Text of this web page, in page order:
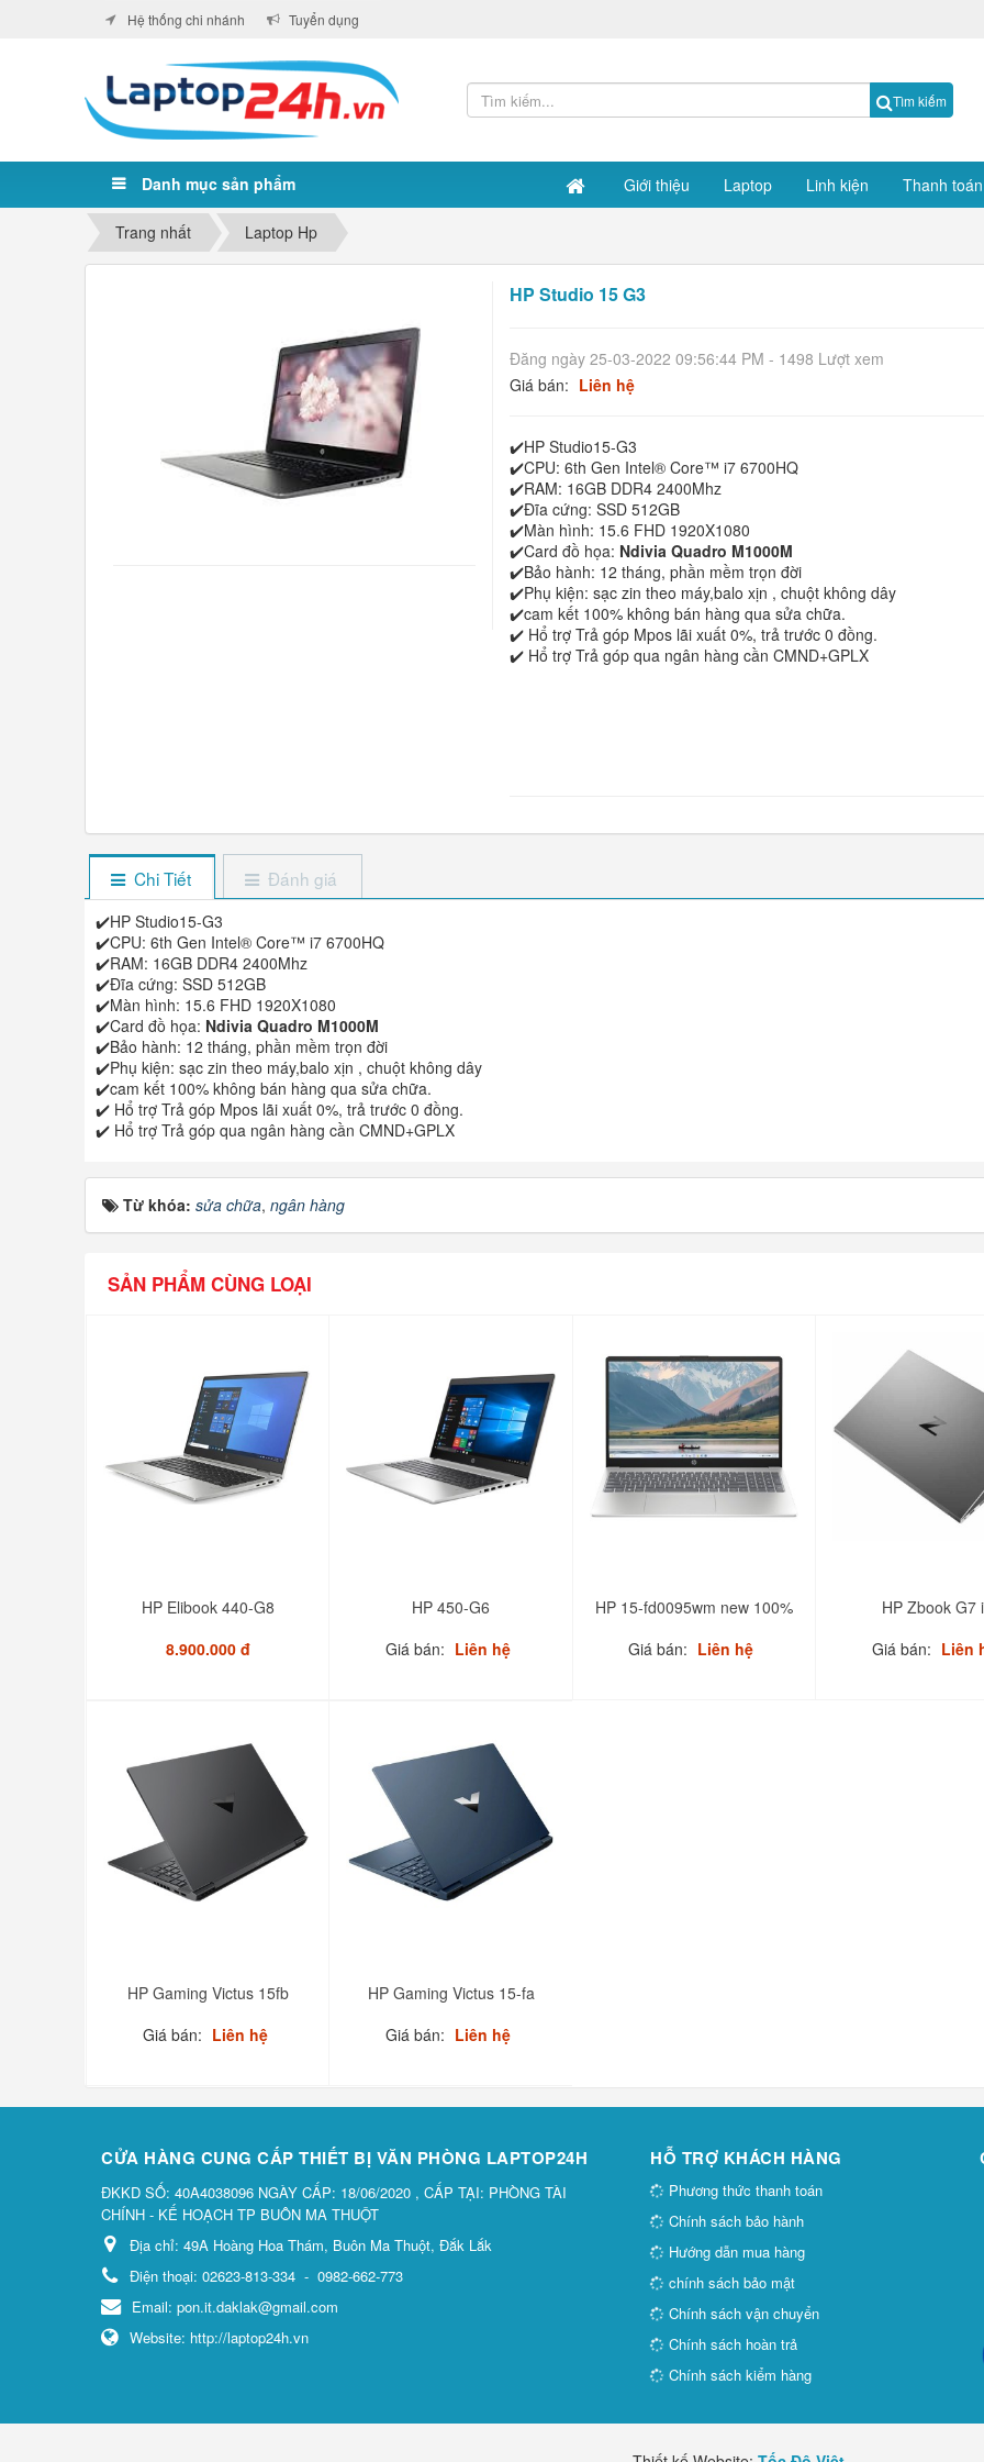
Tìm kiếm
Danh mục sản phẩm Giới thiệu Laptop Linh kiện Thanh toán
Hệ thống chi nhánh Tuyển dụng
Trang nhất Laptop Hp
HP Studio 15 G3
Đăng ngày 25-03-2022 09:56:44 PM - 1498 Lượt xem
Giá bán: Liên hệ
✔️HP Studio15-G3
✔️CPU: 6th Gen Intel® Core™ i7 6700HQ
✔️RAM: 16GB DDR4 2400Mhz
✔️Đĩa cứng: SSD 512GB
✔️Màn hình: 15.6 FHD 1920X1080
✔️Card đồ họa: Ndivia Quadro M1000M
✔️Bảo hành: 12 tháng, phần mềm trọn đời
✔️Phụ kiện: sạc zin theo máy,balo xịn , chuột không dây
✔️cam kết 100% không bán hàng qua sửa chữa.
✔️ Hổ trợ Trả góp Mpos lãi xuất 0%, trả trước 0 đồng.
✔️ Hổ trợ Trả góp qua ngân hàng cần CMND+GPLX
Chi Tiết Đánh giá
✔️HP Studio15-G3
✔️CPU: 6th Gen Intel® Core™ i7 6700HQ
✔️RAM: 16GB DDR4 2400Mhz
✔️Đĩa cứng: SSD 512GB
✔️Màn hình: 15.6 FHD 1920X1080
✔️Card đồ họa: Ndivia Quadro M1000M
✔️Bảo hành: 12 tháng, phần mềm trọn đời
✔️Phụ kiện: sạc zin theo máy,balo xịn , chuột không dây
✔️cam kết 100% không bán hàng qua sửa chữa.
✔️ Hổ trợ Trả góp Mpos lãi xuất 0%, trả trước 0 đồng.
✔️ Hổ trợ Trả góp qua ngân hàng cần CMND+GPLX
Từ khóa: sửa chữa, ngân hàng
SẢN PHẨM CÙNG LOẠI
HP Elibook 440-G8
8.900.000 đ
HP 450-G6
Giá bán: Liên hệ
HP 15-fd0095wm new 100%
Giá bán: Liên hệ
HP Zbook G7
Giá bán: Liên
HP Gaming Victus 15fb
Giá bán: Liên hệ
HP Gaming Victus 15-fa
Giá bán: Liên hệ
CỬA HÀNG CUNG CẤP THIẾT BỊ VĂN PHÒNG LAPTOP24H
ĐKKD SỐ: 40A4038096 NGÀY CẤP: 18/06/2020 , CẤP TẠI: PHÒNG TÀI
CHÍNH - KẾ HOẠCH TP BUÔN MA THUỘT
Địa chỉ: 49A Hoàng Hoa Thám, Buôn Ma Thuột, Đắk Lắk
Điện thoại: 02623-813-334 - 0982-662-773
Email: pon.it.daklak@gmail.com
Website: http://laptop24h.vn
HỖ TRỢ KHÁCH HÀNG
Phương thức thanh toán
Chính sách bảo hành
Hướng dẫn mua hàng
chính sách bảo mật
Chính sách vận chuyển
Chính sách hoàn trả
Chính sách kiểm hàng